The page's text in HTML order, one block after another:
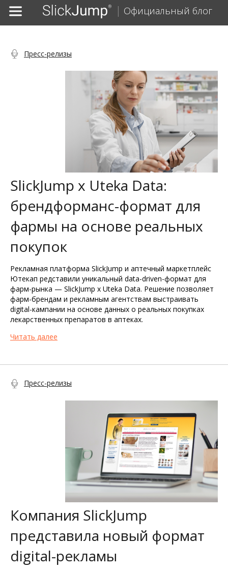
Официальный блог
Пресс-релизы
SlickJump x Uteka Data:
брендформанс-формат для
фармы на основе реальных
покупок
Рекламная платформа SlickJump и аптечный маркетплейс
Ютекап редставили уникальный data-driven-формат для
фарм-рынка — SlickJump x Uteka Data. Решение позволяет
фарм-брендам и рекламным агентствам выстраивать
digital-кампании на основе данных о реальных покупках
лекарственных препаратов в аптеках.
Читать далее
Пресс-релизы
Компания SlickJump
представила новый формат
digital-рекламы